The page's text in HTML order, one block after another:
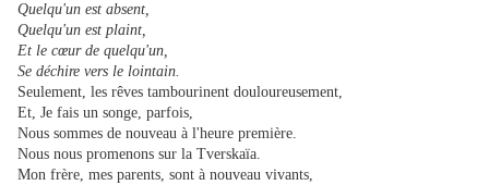
Quelqu'un est absent,
Quelqu'un est plaint,
Et le cœur de quelqu'un,
Se déchire vers le lointain.
Seulement, les rêves tambourinent douloureusement,
Et, Je fais un songe, parfois,
Nous sommes de nouveau à l'heure première.
Nous nous promenons sur la Tverskaïa.
Mon frère, mes parents, sont à nouveau vivants,